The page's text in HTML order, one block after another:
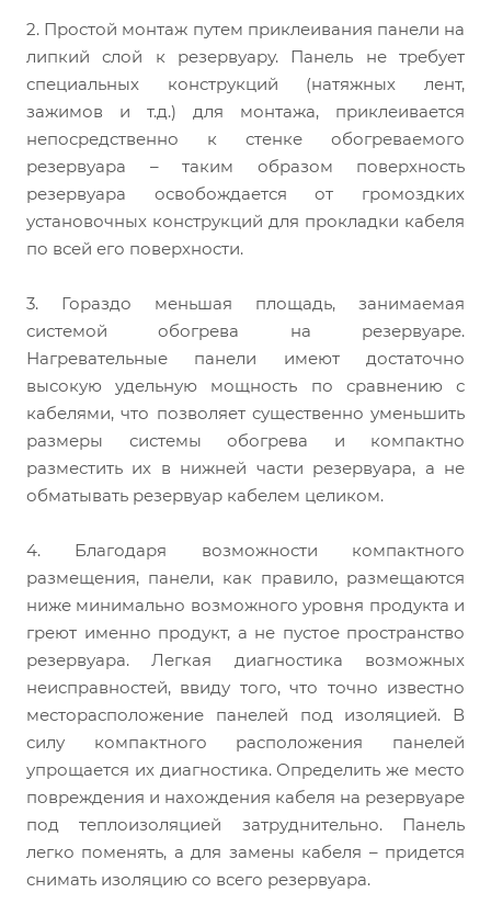
2. Простой монтаж путем приклеивания панели на
липкий слой к резервуару. Панель не требует
специальных конструкций (натяжных лент,
зажимов и т.д.) для монтажа, приклеивается
непосредственно к стенке обогреваемого
резервуара – таким образом поверхность
резервуара освобождается от громоздких
установочных конструкций для прокладки кабеля
по всей его поверхности.
3. Гораздо меньшая площадь, занимаемая
системой обогрева на резервуаре.
Нагревательные панели имеют достаточно
высокую удельную мощность по сравнению с
кабелями, что позволяет существенно уменьшить
размеры системы обогрева и компактно
разместить их в нижней части резервуара, а не
обматывать резервуар кабелем целиком.
4. Благодаря возможности компактного
размещения, панели, как правило, размещаются
ниже минимально возможного уровня продукта и
греют именно продукт, а не пустое пространство
резервуара. Легкая диагностика возможных
неисправностей, ввиду того, что точно известно
месторасположение панелей под изоляцией. В
силу компактного расположения панелей
упрощается их диагностика. Определить же место
повреждения и нахождения кабеля на резервуаре
под теплоизоляцией затруднительно. Панель
легко поменять, а для замены кабеля – придется
снимать изоляцию со всего резервуара.